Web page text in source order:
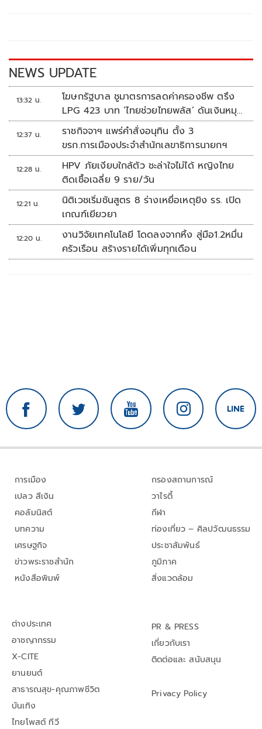
k k
NEWS UPDATE
13:32 น.
โฆษกรัฐบาล ชูมาตรการลดค่าครองชีพ ตรึง
LPG 423 บาท ‘ไทยช่วยไทยพลัส’ ดันเงินหมุน
แสนล้าน
12:37 น.
ราชกิจจาฯ แพร่คำสั่งอนุทิน ตั้ง 3
ขรก.การเมืองประจำสำนักเลขาธิการนายกฯ
12:28 น.
HPV ภัยเงียบใกล้ตัว ชะล่าใจไม่ได้ หญิงไทย
ติดเชื้อเฉลี่ย 9 ราย/วัน
12:21 น.
นิติเวชเริ่มชันสูตร 8 ร่างเหยื่อเหตุยิง รร. เปิด
เกณฑ์เยียวยา
12:20 น.
งานวิจัยเทคโนโลยี โดดลงจากหิ้ง สู่มือ1.2หมื่น
ครัวเรือน สร้างรายได้เพิ่มทุกเดือน
การเมือง
เปลว สีเงิน
คอลัมนิสต์
บทความ
เศรษฐกิจ
ข่าวพระราชสำนัก
หนังสือพิมพ์
กรองสถานการณ์
วาไรตี้
กีฬา
ท่องเที่ยว – ศิลปวัฒนธรรม
ประชาสัมพันธ์
ภูมิภาค
สิ่งแวดล้อม
ต่างประเทศ
อาชญากรรม
X-CITE
ยานยนต์
สาธารณสุข-คุณภาพชีวิต
บันเทิง
ไทยโพสต์ ทีวี
PR & PRESS
เกี่ยวกับเรา
ติดต่อและ สนับสนุน
Privacy Policy